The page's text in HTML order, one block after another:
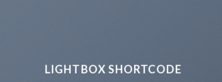
LIGHTBOX SHORTCODE